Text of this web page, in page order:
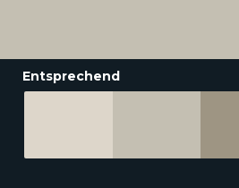
Entsprechend